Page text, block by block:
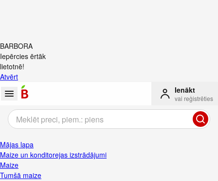
BARBORA
Iepērcies ērtāk
lietotnē!
Atvērt
Ienākt
vai reģistrēties
Mājas lapa
Maize un konditorejas izstrādājumi
Maize
Tumšā maize